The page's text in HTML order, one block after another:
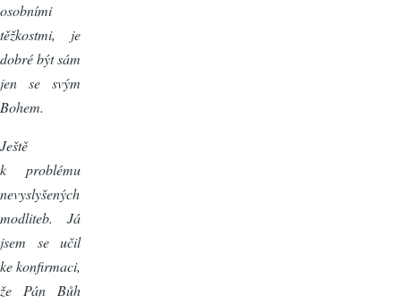
osobními
těžkostmi, je
dobré být sám
jen se svým
Bohem.
Ještě
k problému
nevyslyšených
modliteb. Já
jsem se učil
ke konfirmaci,
že Pán Bůh